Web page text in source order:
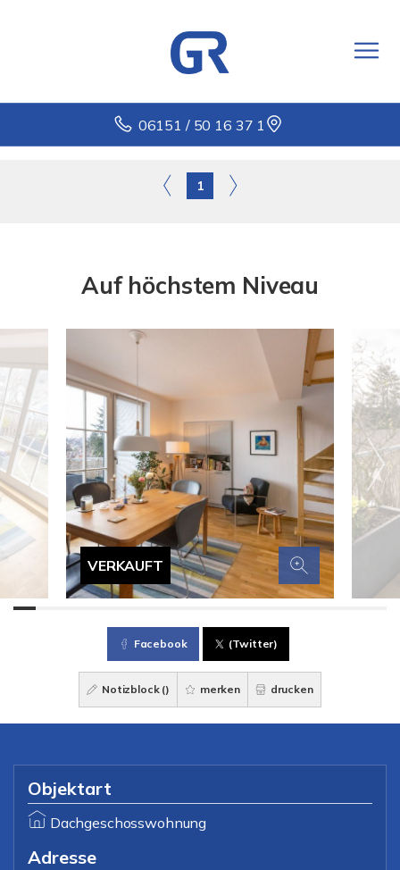
06151 / 50 16 37 1
1
Auf höchstem Niveau
VERKAUFT
Facebook (Twitter)
Notizblock () merken drucken
Objektart
Dachgeschosswohnung
Adresse